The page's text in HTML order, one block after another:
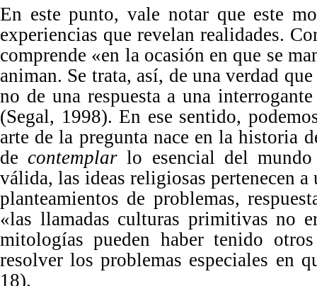
En este punto, vale notar que este
experiencias que revelan realidades.
comprende «en la ocasión en que se
animan. Se trata, así, de una verdad
no de una respuesta a una
(Segal, 1998). En ese sentido,
arte de la pregunta nace en la historia
decontemplar lo esencial del
válida, las ideas religiosas pertenecen
planteamientos de problemas,
«las llamadas culturas primitivas no
mitologías pueden haber tenido
resolver los problemas especiales en
18).